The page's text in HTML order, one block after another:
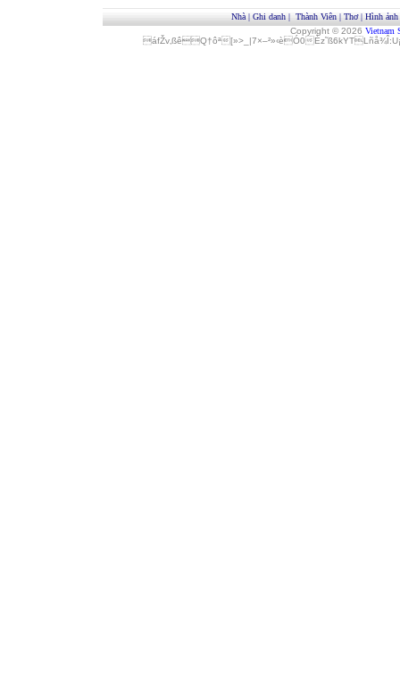
Nhà | Ghi danh | Thành Viên | Thơ| Hình ảnh
Copyright © 2026 Vietnam
áfŽv‚ßêQ†ôª[»>_|7×–²»‹èÓ0